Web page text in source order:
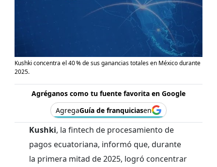
Kushki concentra el 40 % de sus ganancias totales en México durante
2025.
Agréganos como tu fuente favorita en Google
AgregaGuía de franquiciasen
Kushki, la fintech de procesamiento de
pagos ecuatoriana, informó que, durante
la primera mitad de 2025, logró concentrar